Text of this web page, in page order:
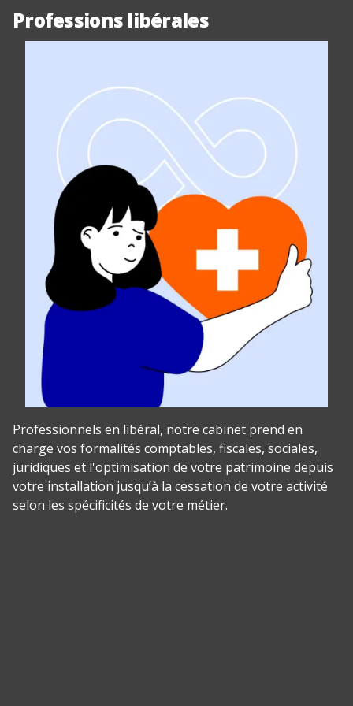
Professions libérales
Professionnels en libéral, notre cabinet prend en
charge vos formalités comptables, fiscales, sociales,
juridiques et l'optimisation de votre patrimoine depuis
votre installation jusqu’à la cessation de votre activité
selon les spécificités de votre métier.